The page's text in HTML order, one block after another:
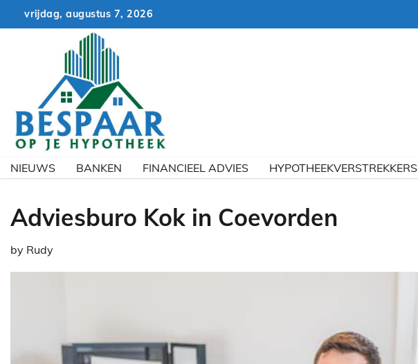
vrijdag, augustus 7, 2026
NIEUWS BANKEN FINANCIEEL ADVIES HYPOTHEEKVERSTREKKERS
Adviesburo Kok in Coevorden
by Rudy